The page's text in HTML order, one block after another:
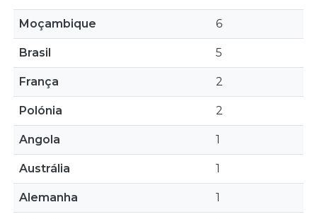
Moçambique 6
Brasil 5
França 2
Polónia 2
Angola 1
Austrália 1
Alemanha 1